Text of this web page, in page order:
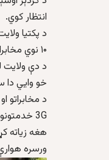
انتظار کوي.
د پکتیا
۱۰ نوي مخابراتي انتنونه نصب شوي او ګڼ نور چې د جګړو له امله تخریب شوي و بیرته رغول شوي دي.
د دې ولایت
خو وايي دا ستونزې یې
د
3G خدمتونو استفاده کوي.
هغه زیاته
ورسره